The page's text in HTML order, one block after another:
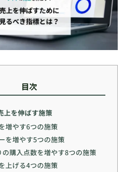
目次
上を伸ばす施策
増やす6つの施策
を増やす5つの施策
の購入点数を増やす8つの施策
上げる4つの施策